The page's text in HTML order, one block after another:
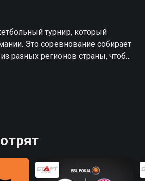
турнир, который
Это соревнование собирает
разных регионов страны, чтобы
Германии в баскетболе